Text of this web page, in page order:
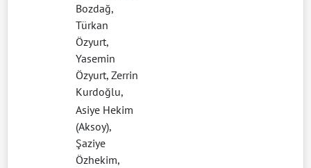
Bozdağ,
Türkan
Özyurt,
Yasemin
Özyurt, Zerrin
Kurdoğlu,
Asiye Hekim
(Aksoy),
Şaziye
Özhekim,